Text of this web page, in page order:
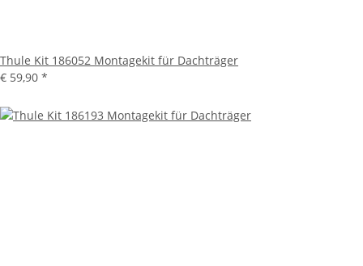
Thule Kit 186052 Montagekit für Dachträger
€ 59,90 *